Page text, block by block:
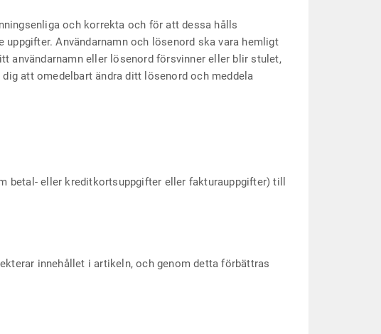
och korrekta och för att dessa hålls
Användarnamn och lösenord ska vara hemligt
användarnamn eller lösenord försvinner eller blir stulet,
att omedelbart ändra ditt lösenord och meddela
betal- eller kreditkortsuppgifter eller fakturauppgifter) till
innehållet i artikeln, och genom detta förbättras